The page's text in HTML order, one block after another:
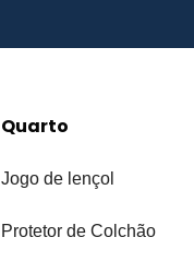
Quarto
Jogo de lençol
Protetor de Colchão